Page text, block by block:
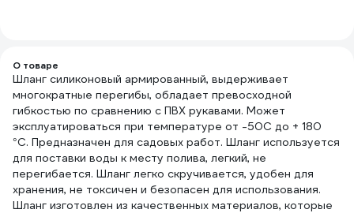
О товаре
Шланг силиконовый армированный, выдерживает
многократные перегибы, обладает превосходной
гибкостью по сравнению с ПВХ рукавами. Может
эксплуатироваться при температуре от -50С до + 180
°С. Предназначен для садовых работ. Шланг используется
для поставки воды к месту полива, легкий, не
перегибается. Шланг легко скручивается, удобен для
хранения, не токсичен и безопасен для использования.
Шланг изготовлен из качественных материалов, которые